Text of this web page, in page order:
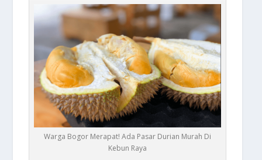
Warga Bogor Merapat! Ada Pasar Durian Murah Di
Kebun Raya